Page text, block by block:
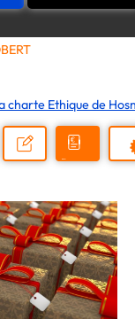
charte Ethique de
Nous
Demander